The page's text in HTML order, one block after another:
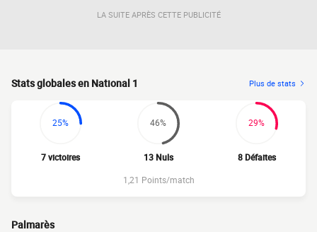
LA SUITE APRÈS CETTE PUBLICITÉ
Stats globales en National 1 Plus de stats
25%
7 victoires
46%
13 Nuls
29%
8 Défaites
1,21 Points/match
Palmarès